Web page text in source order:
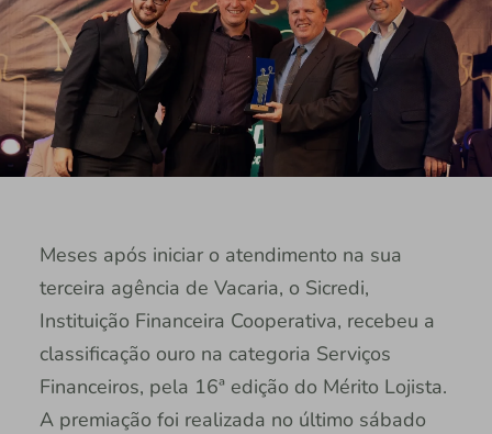
Meses após iniciar o atendimento na sua
terceira agência de Vacaria, o Sicredi,
Instituição Financeira Cooperativa, recebeu a
classificação ouro na categoria Serviços
Financeiros, pela 16ª edição do Mérito Lojista.
A premiação foi realizada no último sábado